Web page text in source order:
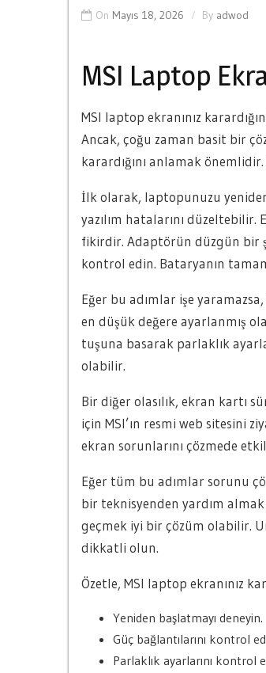
On Mayıs 18, 2026 By adwod
MSI Laptop
MSI laptop ekranınız
Ancak, çoğu zaman basit bir
karardığını anlamak
İlk olarak, laptopunuzu
yazılım hatalarını düzeltebilir.
fikirdir. Adaptörün düzgün bir
kontrol edin. Bataryanın
Eğer bu adımlar işe
en düşük değere ayarlanmış
tuşuna basarak parlaklık
olabilir.
Bir diğer olasılık, ekran kartı
için MSI’ın resmi web sitesini
ekran sorunlarını çözmede
Eğer tüm bu adımlar sorunu
bir teknisyenden yardım
geçmek iyi bir çözüm olabilir.
dikkatli olun.
Özetle, MSI laptop ekranınız
Yeniden başlatmayı deneyin.
Güç bağlantılarını kontrol
Parlaklık ayarlarını kontrol